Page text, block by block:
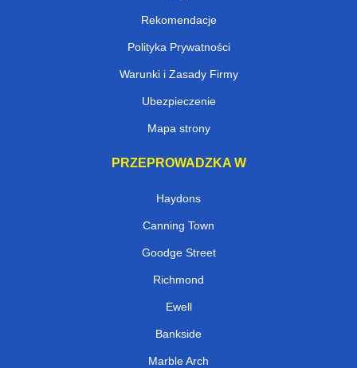
Rekomendacje
Polityka Prywatności
Warunki i Zasady Firmy
Ubezpieczenie
Mapa strony
PRZEPROWADZKA W
Haydons
Canning Town
Goodge Street
Richmond
Ewell
Bankside
Marble Arch